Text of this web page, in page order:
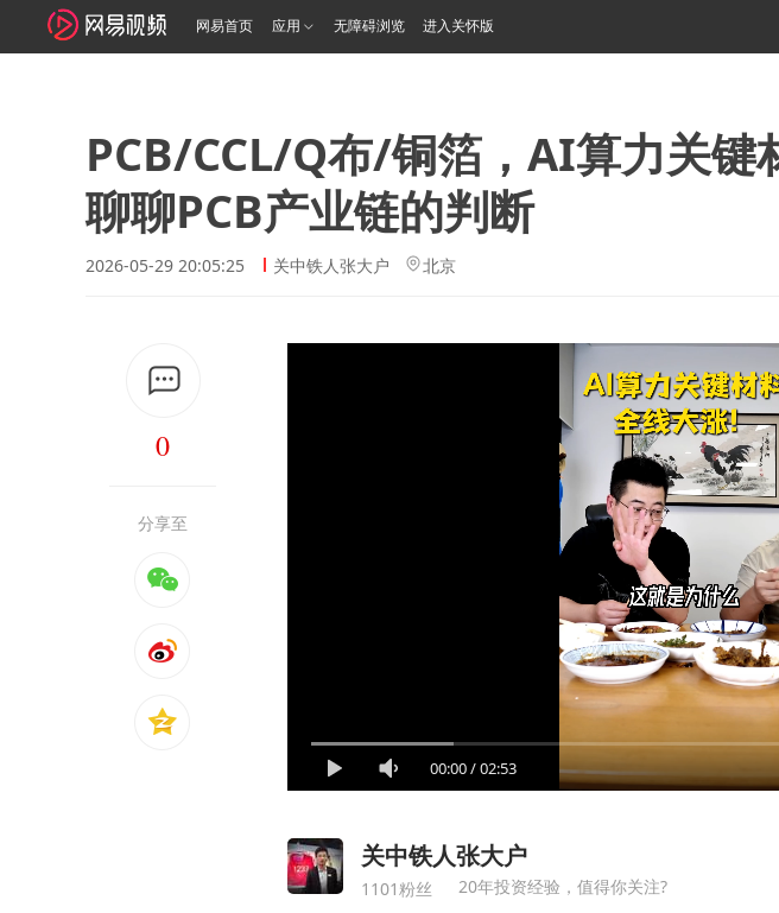
网易首页 应用 无障碍浏览 进入关怀版
PCB/CCL/Q布/铜箔，AI算力关键
聊聊PCB产业链的判断
2026-05-29 20:05:25 关中铁人张大户 北京
0
分享至
00:00/02:53
关中铁人张大户
1101粉丝 20年投资经验，值得你关注?